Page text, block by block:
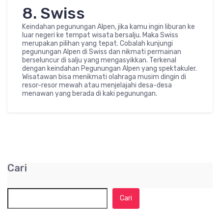
8. Swiss
Keindahan pegunungan Alpen, jika kamu ingin liburan ke
luar negeri ke tempat wisata bersalju. Maka Swiss
merupakan pilihan yang tepat. Cobalah kunjungi
pegunungan Alpen di Swiss dan nikmati permainan
berseluncur di salju yang mengasyikkan. Terkenal
dengan keindahan Pegunungan Alpen yang spektakuler.
Wisatawan bisa menikmati olahraga musim dingin di
resor-resor mewah atau menjelajahi desa-desa
menawan yang berada di kaki pegunungan.
Cari
Cari